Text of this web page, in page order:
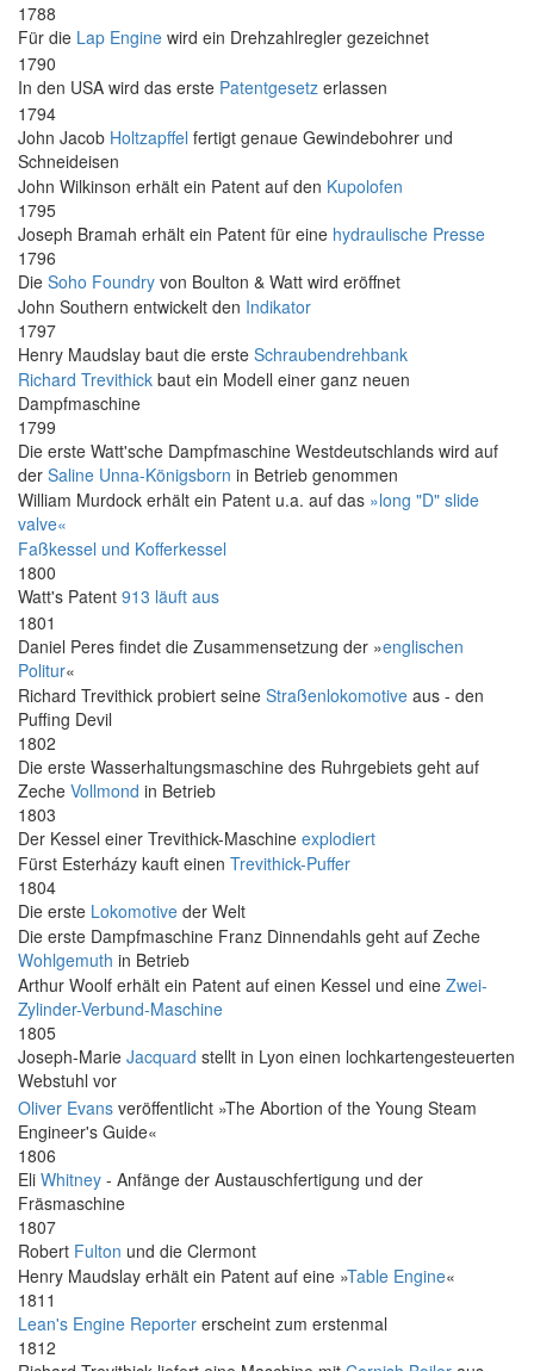
1788
Für die Lap Engine wird ein Drehzahlregler gezeichnet
1790
In den USA wird das erste Patentgesetz erlassen
1794
John Jacob Holtzapffel fertigt genaue Gewindebohrer und
Schneideisen
John Wilkinson erhält ein Patent auf den Kupolofen
1795
Joseph Bramah erhält ein Patent für eine hydraulische Presse
1796
Die Soho Foundry von Boulton & Watt wird eröffnet
John Southern entwickelt den Indikator
1797
Henry Maudslay baut die erste Schraubendrehbank
Richard Trevithick baut ein Modell einer ganz neuen
Dampfmaschine
1799
Die erste Watt'sche Dampfmaschine Westdeutschlands wird auf
der Saline Unna-Königsborn in Betrieb genommen
William Murdock erhält ein Patent u.a. auf das »long "D" slide
valve«
Faßkessel und Kofferkessel
1800
Watt's Patent 913 läuft aus
1801
Daniel Peres findet die Zusammensetzung der »englischen
Politur«
Richard Trevithick probiert seine Straßenlokomotive aus - den
Puffing Devil
1802
Die erste Wasserhaltungsmaschine des Ruhrgebiets geht auf
Zeche Vollmond in Betrieb
1803
Der Kessel einer Trevithick-Maschine explodiert
Fürst Esterházy kauft einen Trevithick-Puffer
1804
Die erste Lokomotive der Welt
Die erste Dampfmaschine Franz Dinnendahls geht auf Zeche
Wohlgemuth in Betrieb
Arthur Woolf erhält ein Patent auf einen Kessel und eine Zwei-
Zylinder-Verbund-Maschine
1805
Joseph-Marie Jacquard stellt in Lyon einen lochkartengesteuerten
Webstuhl vor
Oliver Evans veröffentlicht »The Abortion of the Young Steam
Engineer's Guide«
1806
Eli Whitney - Anfänge der Austauschfertigung und der
Fräsmaschine
1807
Robert Fulton und die Clermont
Henry Maudslay erhält ein Patent auf eine »Table Engine«
1811
Lean's Engine Reporter erscheint zum erstenmal
1812